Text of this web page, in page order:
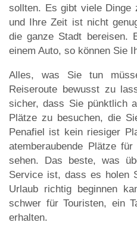
sollten. Es gibt viele Dinge
und Ihre Zeit ist nicht
die ganze Stadt bereisen.
einem Auto, so können Sie
Alles, was Sie tun
Reiseroute bewusst zu
sicher, dass Sie pünktlich
Plätze zu besuchen, die
Penafiel ist kein riesiger
atemberaubende Plätze
sehen. Das beste, was
Service ist, dass es holen
Urlaub richtig beginnen
schwer für Touristen, ein
erhalten.